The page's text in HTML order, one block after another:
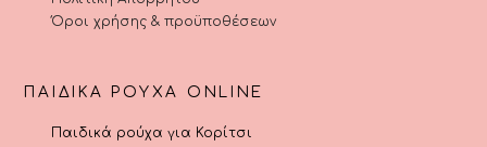
Όροι χρήσης & προϋποθέσεων
ΠΑΙΔΙΚΆ ΡΟΎΧΑ ONLINE
Παιδικά ρούχα για Κορίτσι